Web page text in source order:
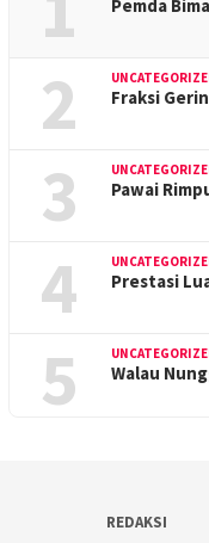
Pemda
2 Fraksi
3 Pawai
4 Prestasi
5 Walau
REDAKSI